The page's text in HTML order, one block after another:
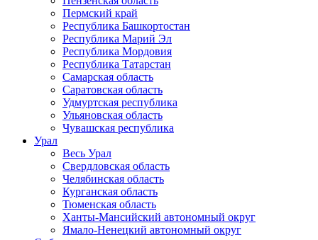
Пермский край
Республика Башкортостан
Республика Марий Эл
Республика Мордовия
Республика Татарстан
Самарская область
Саратовская область
Удмуртская республика
Ульяновская область
Чувашская республика
Урал
Весь Урал
Свердловская область
Челябинская область
Курганская область
Тюменская область
Ханты-Мансийский автономный округ
Ямало-Ненецкий автономный округ